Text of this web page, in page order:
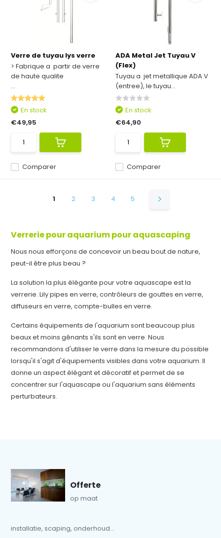
Verre de tuyau lys verre
> Fabrique a partir de verre
de haute qualite
...
Comparer
En stock
€49,95
ADA Metal Jet Tuyau V
(Flex)
Tuyau a jet metallique ADA V
(entree), le tuyau...
Comparer
En stock
€64,90
1 2 3 4 5
Verrerie pour aquarium pour aquascaping
Nous nous efforçons de concevoir un beau bout de nature,
peut-il être plus beau ?
La solution la plus élégante pour votre aquascape est la
verrerie. Lily pipes en verre, contrôleurs de gouttes en verre,
diffuseurs en verre, compte-bulles en verre.
Certains équipements de l'aquarium sont beaucoup plus
beaux et moins gênants s'ils sont en verre. Nous
recommandons d'utiliser le verre dans la mesure du possible
lorsqu'il s'agit d'équipements visibles dans votre aquarium. Il
donne un aspect élégant et décoratif et permet de se
concentrer sur l'aquascape ou l'aquarium sans éléments
perturbateurs.
Offerte
op maat
installatie, scaping, onderhoud...